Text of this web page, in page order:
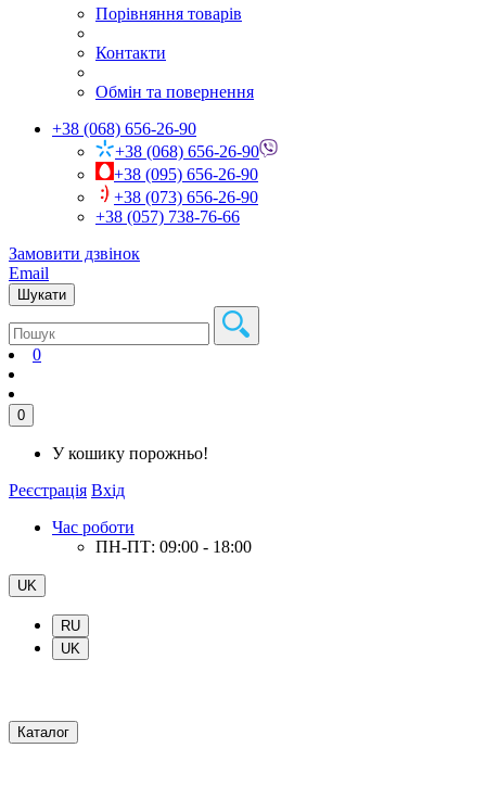
Порівняння товарів
Контакти
Обмін та повернення
+38 (068) 656-26-90
+38 (068) 656-26-90
+38 (095) 656-26-90
+38 (073) 656-26-90
+38 (057) 738-76-66
Замовити дзвінок
Email
Шукати
0
0
У кошику порожньо!
Реєстрація Вхід
Час роботи
ПН-ПТ: 09:00 - 18:00
UK
RU
UK
Каталог